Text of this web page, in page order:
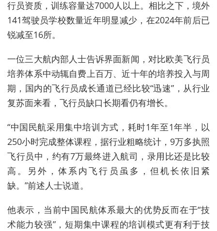
行员资质，训练容量达7000人以上。相比之下，境外
141驾驶员学校数量近年明显减少，在2024年前后已
锐减至16所。
一位三大航内部人士告诉界面新闻，对比欧美飞行员
培养体系中动辄自费上百万、近十年的培养投入与周
期 ，国内的飞行员成长通道已经比较“迅速”，从行业
复苏面来看，飞行员缺口长期看仍有增长。
“中国民航采用集中培训方式，耗时1年至1年半，以
250小时完成整体课程，据行业粗略统计，9万多执照
飞行员中，约有7万最终进入航司，录用比还是比较
高。另外，体系内飞行员虽多，但机长依旧紧
缺。”前述人士说道。
他表示，当前中国民航体系最大的优势反而在于“技
术能力较强”，短期集中课程的培训模式更有利于技